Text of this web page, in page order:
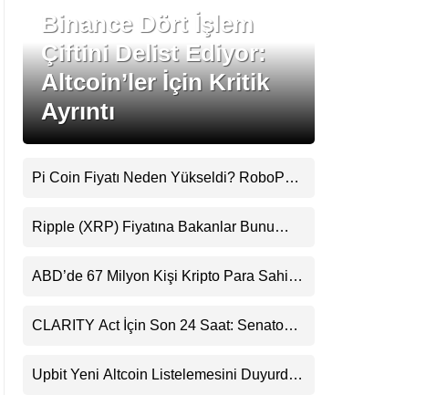
Telegram
Binance Dört İşlem
Çiftini Delist Ediyor:
Altcoin’ler İçin Kritik
Ayrıntı
Pi Coin Fiyatı Neden Yükseldi? RoboPay
Destekledi
Ripple (XRP) Fiyatına Bakanlar Bunu
Uyarı
ABD’de 67 Milyon Kişi Kripto Para Sahibi:
CLARITY Act İçin Son 24 Saat: Senato
Beklentisini Bozabilir
Upbit Yeni Altcoin Listelemesini Duyurdu: